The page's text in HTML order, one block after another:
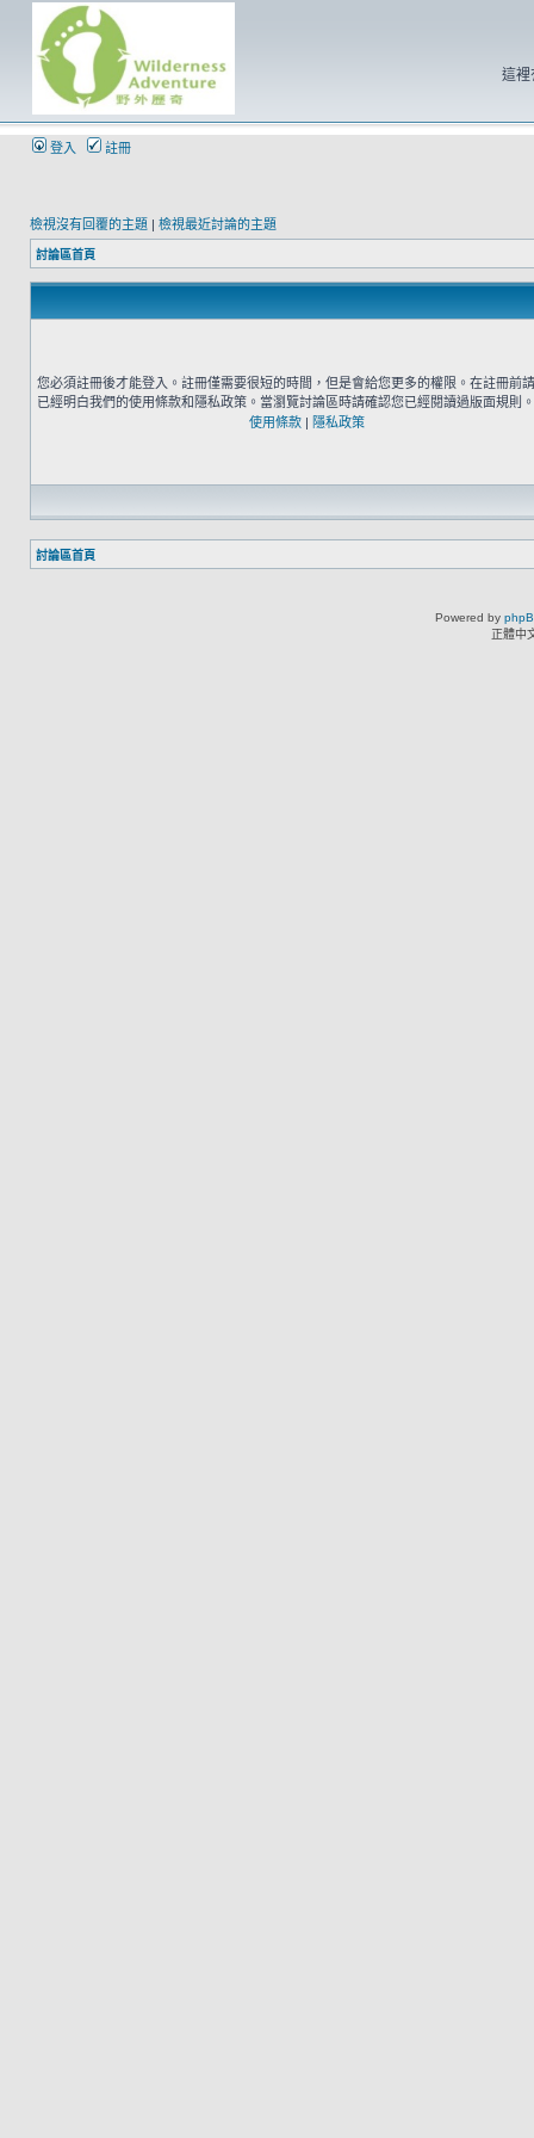
這裡
登入 註冊
檢視沒有回覆的主題 | 檢視最近討論的主題
討論區首頁
您必須註冊後才能登入。註冊僅需要很短的時間，但是會給您更多的權限。在註冊前
已經明白我們的使用條款和隱私政策。當瀏覽討論區時請確認您已經閱讀過版面規則。
使用條款 | 隱私政策
討論區首頁
Powered by
正體中